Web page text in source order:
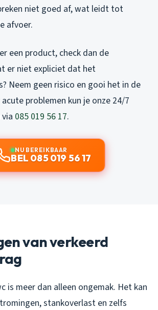
niet goed af, wat leidt tot
afvoer.
een product, check dan de
er niet expliciet dat het
Neem geen risico en gooi het in de
problemen kun je onze 24/7
085 019 56 17.
NU BEREIKBAAR
BEL 085 019 56 17
van verkeerd
is meer dan alleen ongemak. Het kan
stankoverlast en zelfs